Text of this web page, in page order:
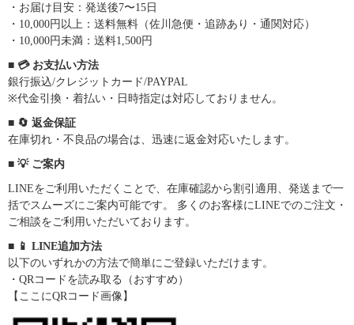
・お届け目安：発送後7〜15日
・10,000円以上：送料無料（佐川急便・追跡あり・通関対応）
・10,000円未満：送料1,500円
■ 💳 お支払い方法
銀行振込/クレジットカード/PAYPAL
※代金引換・着払い・日時指定は対応しておりません。
■ 🔄 返金保証
在庫切れ・不良品の場合は、迅速に返金対応いたします。
■ 💡 ご案内
LINEをご利用いただくことで、在庫確認から割引適用、発送まで一
括でスムーズにご案内可能です。 多くのお客様にLINEでのご注文・
ご相談をご利用いただいております。
■ 📱 LINE追加方法
以下のいずれかの方法で簡単にご登録いただけます。
・QRコードを読み取る（おすすめ）
【ここにQRコード画像】